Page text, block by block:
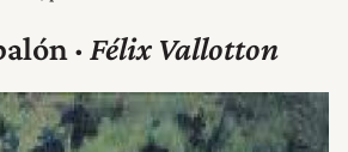
· Félix Vallotton